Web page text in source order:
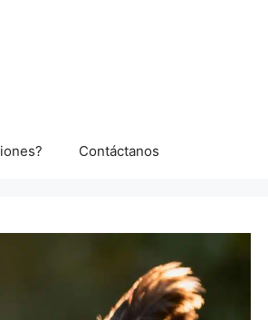
Contáctanos